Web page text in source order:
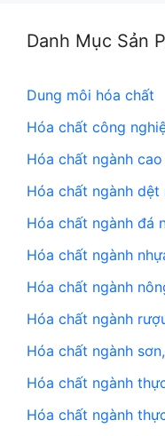
Danh Mục Sản
Dung môi hóa chất
Hóa chất công
Hóa chất ngành cao
Hóa chất ngành dệt
Hóa chất ngành đá
Hóa chất ngành
Hóa chất ngành
Hóa chất ngành
Hóa chất ngành
Hóa chất ngành
Hóa chất ngành